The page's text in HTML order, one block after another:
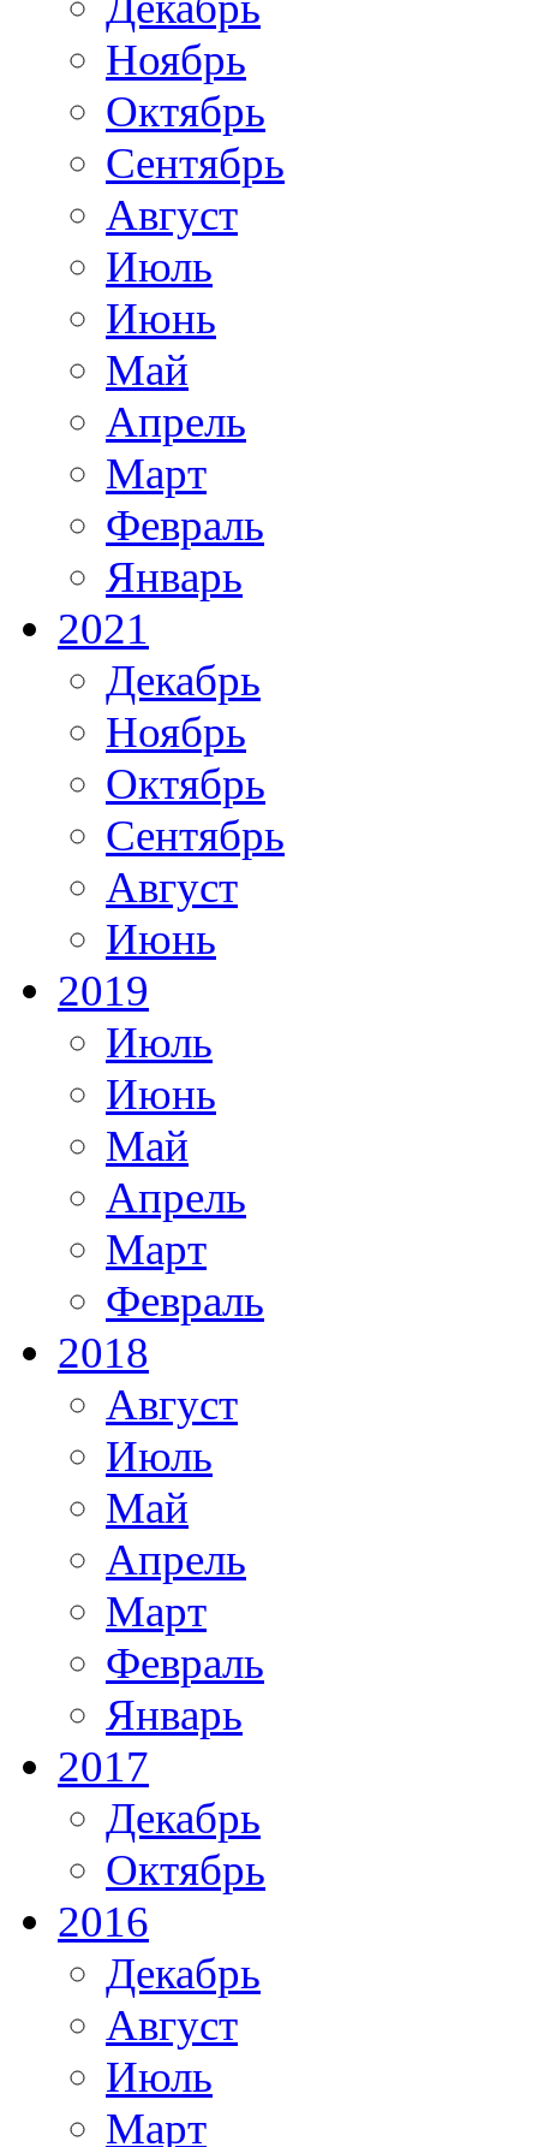
Ноябрь
Октябрь
Сентябрь
Август
Июль
Июнь
Май
Апрель
Март
Февраль
Январь
2021
Декабрь
Ноябрь
Октябрь
Сентябрь
Август
Июнь
2019
Июль
Июнь
Май
Апрель
Март
Февраль
2018
Август
Июль
Май
Апрель
Март
Февраль
Январь
2017
Декабрь
Октябрь
2016
Декабрь
Август
Июль
Март